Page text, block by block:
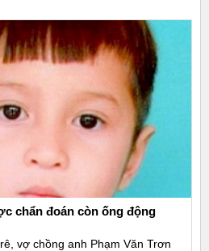
chẩn đoán còn ống động
vợ chồng anh Phạm Văn Trơn